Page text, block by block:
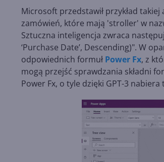
Microsoft przedstawił przykład
zamówień, które mają 'stroller' w
Sztuczna inteligencja zwraca
‘Purchase Date’, Descending)". W
odpowiednich formuł Power Fx, z
mogą przejść sprawdzania składni
Power Fx, o tyle dzięki GPT-3 nabiera